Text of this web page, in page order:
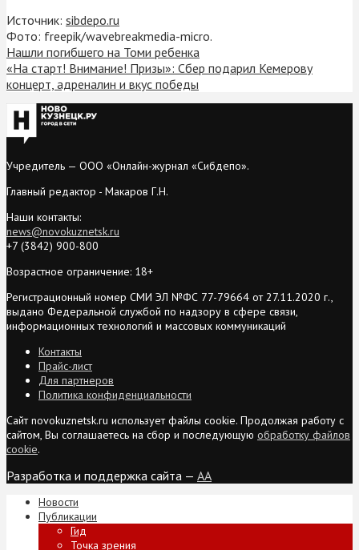
Источник: sibdepo.ru
Фото: freepik/wavebreakmedia-micro.
Нашли погибшего на Томи ребенка
«На старт! Внимание! Призы»: Сбер подарил Кемерову
концерт, адреналин и вкус победы
Учредитель — ООО «Онлайн-журнал «Сибдепо».
Главный редактор - Макаров Г.Н.
Наши контакты:
news@novokuznetsk.ru
+7 (3842) 900-800
Возрастное ограничение: 18+
Регистрационный номер СМИ ЭЛ №ФС 77-79664 от 27.11.2020 г.,
выдано Федеральной службой по надзору в сфере связи,
информационных технологий и массовых коммуникаций
Контакты
Прайс-лист
Для партнеров
Политика конфиденциальности
Сайт novokuznetsk.ru использует файлы cookie. Продолжая работу с
сайтом, Вы соглашаетесь на сбор и последующую обработку файлов
cookie.
Разработка и поддержка сайта — AA
Новости
Публикации
Гид
Точка зрения